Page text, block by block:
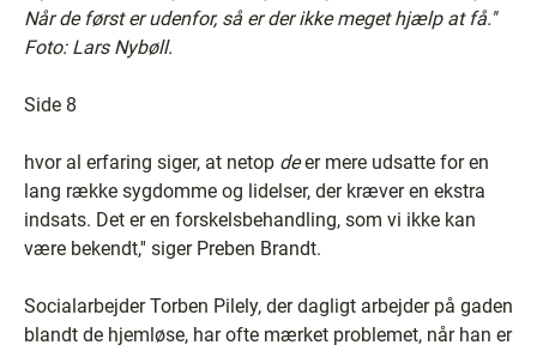
Når de først er udenfor, så er der ikke meget hjælp at få.''
Foto: Lars Nybøll.
Side 8
hvor al erfaring siger, at netop deer mere udsatte for en
lang række sygdomme og lidelser, der kræver en ekstra
indsats. Det er en forskelsbehandling, som vi ikke kan
være bekendt,'' siger Preben Brandt.
Socialarbejder Torben Pilely, der dagligt arbejder på gaden
blandt de hjemløse, har ofte mærket problemet, når han er